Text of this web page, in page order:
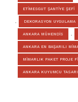
ETİMESGUT ŞANTİYE ŞEFİ
, DEKORASYON UYGULAMA
ANKARA MÜHENDİS ,
ANKARA EN BAŞARILI
MİMARLIK PAKET PROJE
ANKARA KUYUMCU